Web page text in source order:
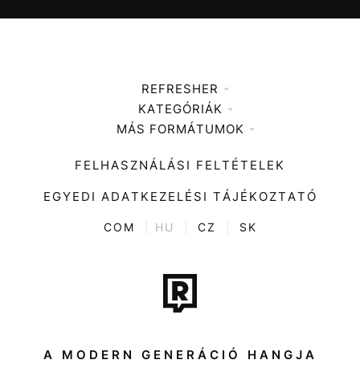
REFRESHER
Médiaajánlat
KATEGÓRIÁK
Zene
Divat
Kultúra
ENTR
Tech-Tudomány
Sport
Társadalom
MÁS FORMÁTUMOK
FELHASZNÁLÁSI FELTÉTELEK
EGYEDI ADATKEZELÉSI TÁJÉKOZTATÓ
COM HU CZ SK
A MODERN GENERÁCIÓ HANGJA